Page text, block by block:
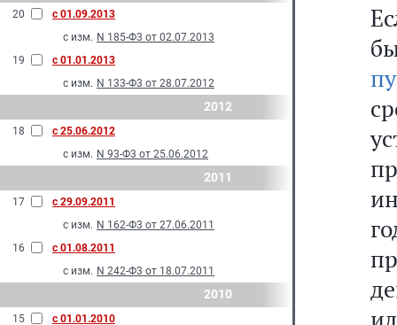
20
с 01.09.2013
с изм. N 185-Ф3 от 02.07.2013
19
с 01.01.2013
с изм. N 133-Ф3 от 28.07.2012
2012
18
с 25.06.2012
с изм. N 93-Ф3 от 25.06.2012
2011
17
с 29.09.2011
с изм. N 162-Ф3 от 27.06.2011
16
с 01.08.2011
с изм. N 242-Ф3 от 18.07.2011
2010
15
с 01.01.2010